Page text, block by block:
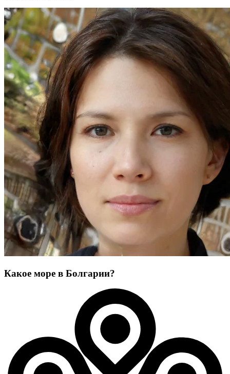
Какое море в Болгарии?